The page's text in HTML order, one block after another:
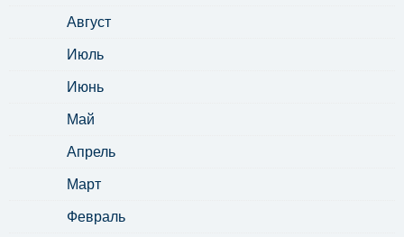
Август
Июль
Июнь
Май
Апрель
Март
Февраль